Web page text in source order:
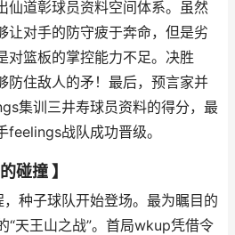
仙道彰球员资料空间体系。虽然
让对手的防守疲于奔命，但是劣
篮板的掌控能力不足。决胜
防住敌人的矛！最后，预言家并
集训三井寿球员资料的得分，最
feelings战队成功晋级。
碰撞 】
种子球队开始登场。最为瞩目的
“天王山之战”。首局wkup凭借令